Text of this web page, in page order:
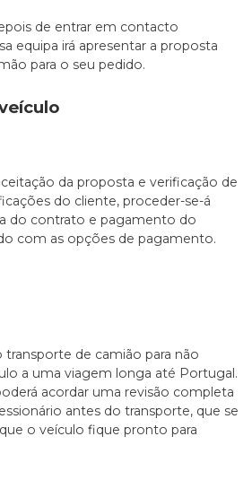
de entrar em contacto
equipa irá apresentar a proposta
para o seu pedido.
da proposta e verificação de
do cliente, proceder-se-á
do contrato e pagamento do
com as opções de pagamento.
transporte de camião para não
a uma viagem longa até Portugal.
acordar uma revisão completa
antes do transporte, que se
que o veículo fique pronto para